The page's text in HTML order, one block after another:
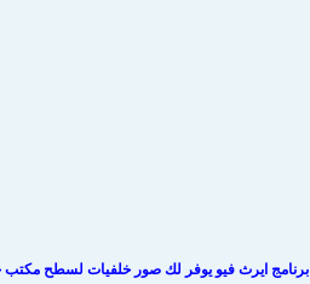
برنامج ايرث فيو يوفر لك صور خلفيات لسطح مكتب